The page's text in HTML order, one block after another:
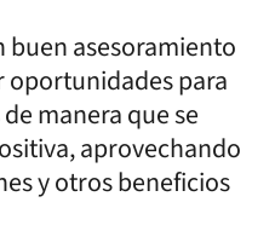
buen asesoramiento
para
manera que se
aprovechando
y otros beneficios